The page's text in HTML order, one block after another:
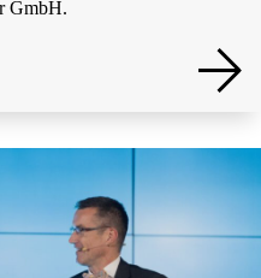
GmbH.